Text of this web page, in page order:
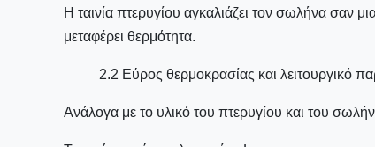
Η ταινία πτερυγίου αγκαλιάζει τον σωλήνα σαν
μεταφέρει θερμότητα.
2.2 Εύρος θερμοκρασίας και λειτουργικό
Ανάλογα με το υλικό του πτερυγίου και του